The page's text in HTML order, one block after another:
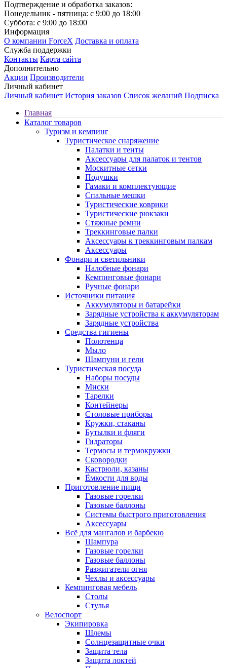
Подтверждение и обработка заказов:
Понедельник - пятница: с 9:00 до 18:00
Суббота: с 9:00 до 18:00
Информация
О компании ForceX Доставка и оплата
Служба поддержки
Контакты Карта сайта
Дополнительно
Акции Производители
Личный кабинет
Личный кабинет История заказов Список желаний Подписка
Главная
Каталог товаров
Туризм и кемпинг
Туристическое снаряжение
Палатки и тенты
Аксессуары для палаток и тентов
Москитные сетки
Подушки
Гамаки и комплектующие
Спальные мешки
Туристические коврики
Туристические рюкзаки
Стяжные ремни
Треккинговые палки
Аксессуары к треккинговым палкам
Аксессуары
Фонари и светильники
Налобные фонари
Кемпинговые фонари
Ручные фонари
Источники питания
Аккумуляторы и батарейки
Зарядные устройства к аккумуляторам
Зарядные устройства
Средства гигиены
Полотенца
Мыло
Шампуни и гели
Туристическая посуда
Наборы посуды
Миски
Тарелки
Контейнеры
Столовые приборы
Кружки, стаканы
Бутылки и фляги
Гидраторы
Термосы и термокружки
Сковородки
Кастрюли, казаны
Ёмкости для воды
Приготовление пищи
Газовые горелки
Газовые баллоны
Системы быстрого приготовления
Аксессуары
Всё для мангалов и барбекю
Шампура
Газовые горелки
Газовые баллоны
Разжигатели огня
Чехлы и аксессуары
Кемпинговая мебель
Столы
Стулья
Велоспорт
Экипировка
Шлемы
Солнцезащитные очки
Защита тела
Защита локтей